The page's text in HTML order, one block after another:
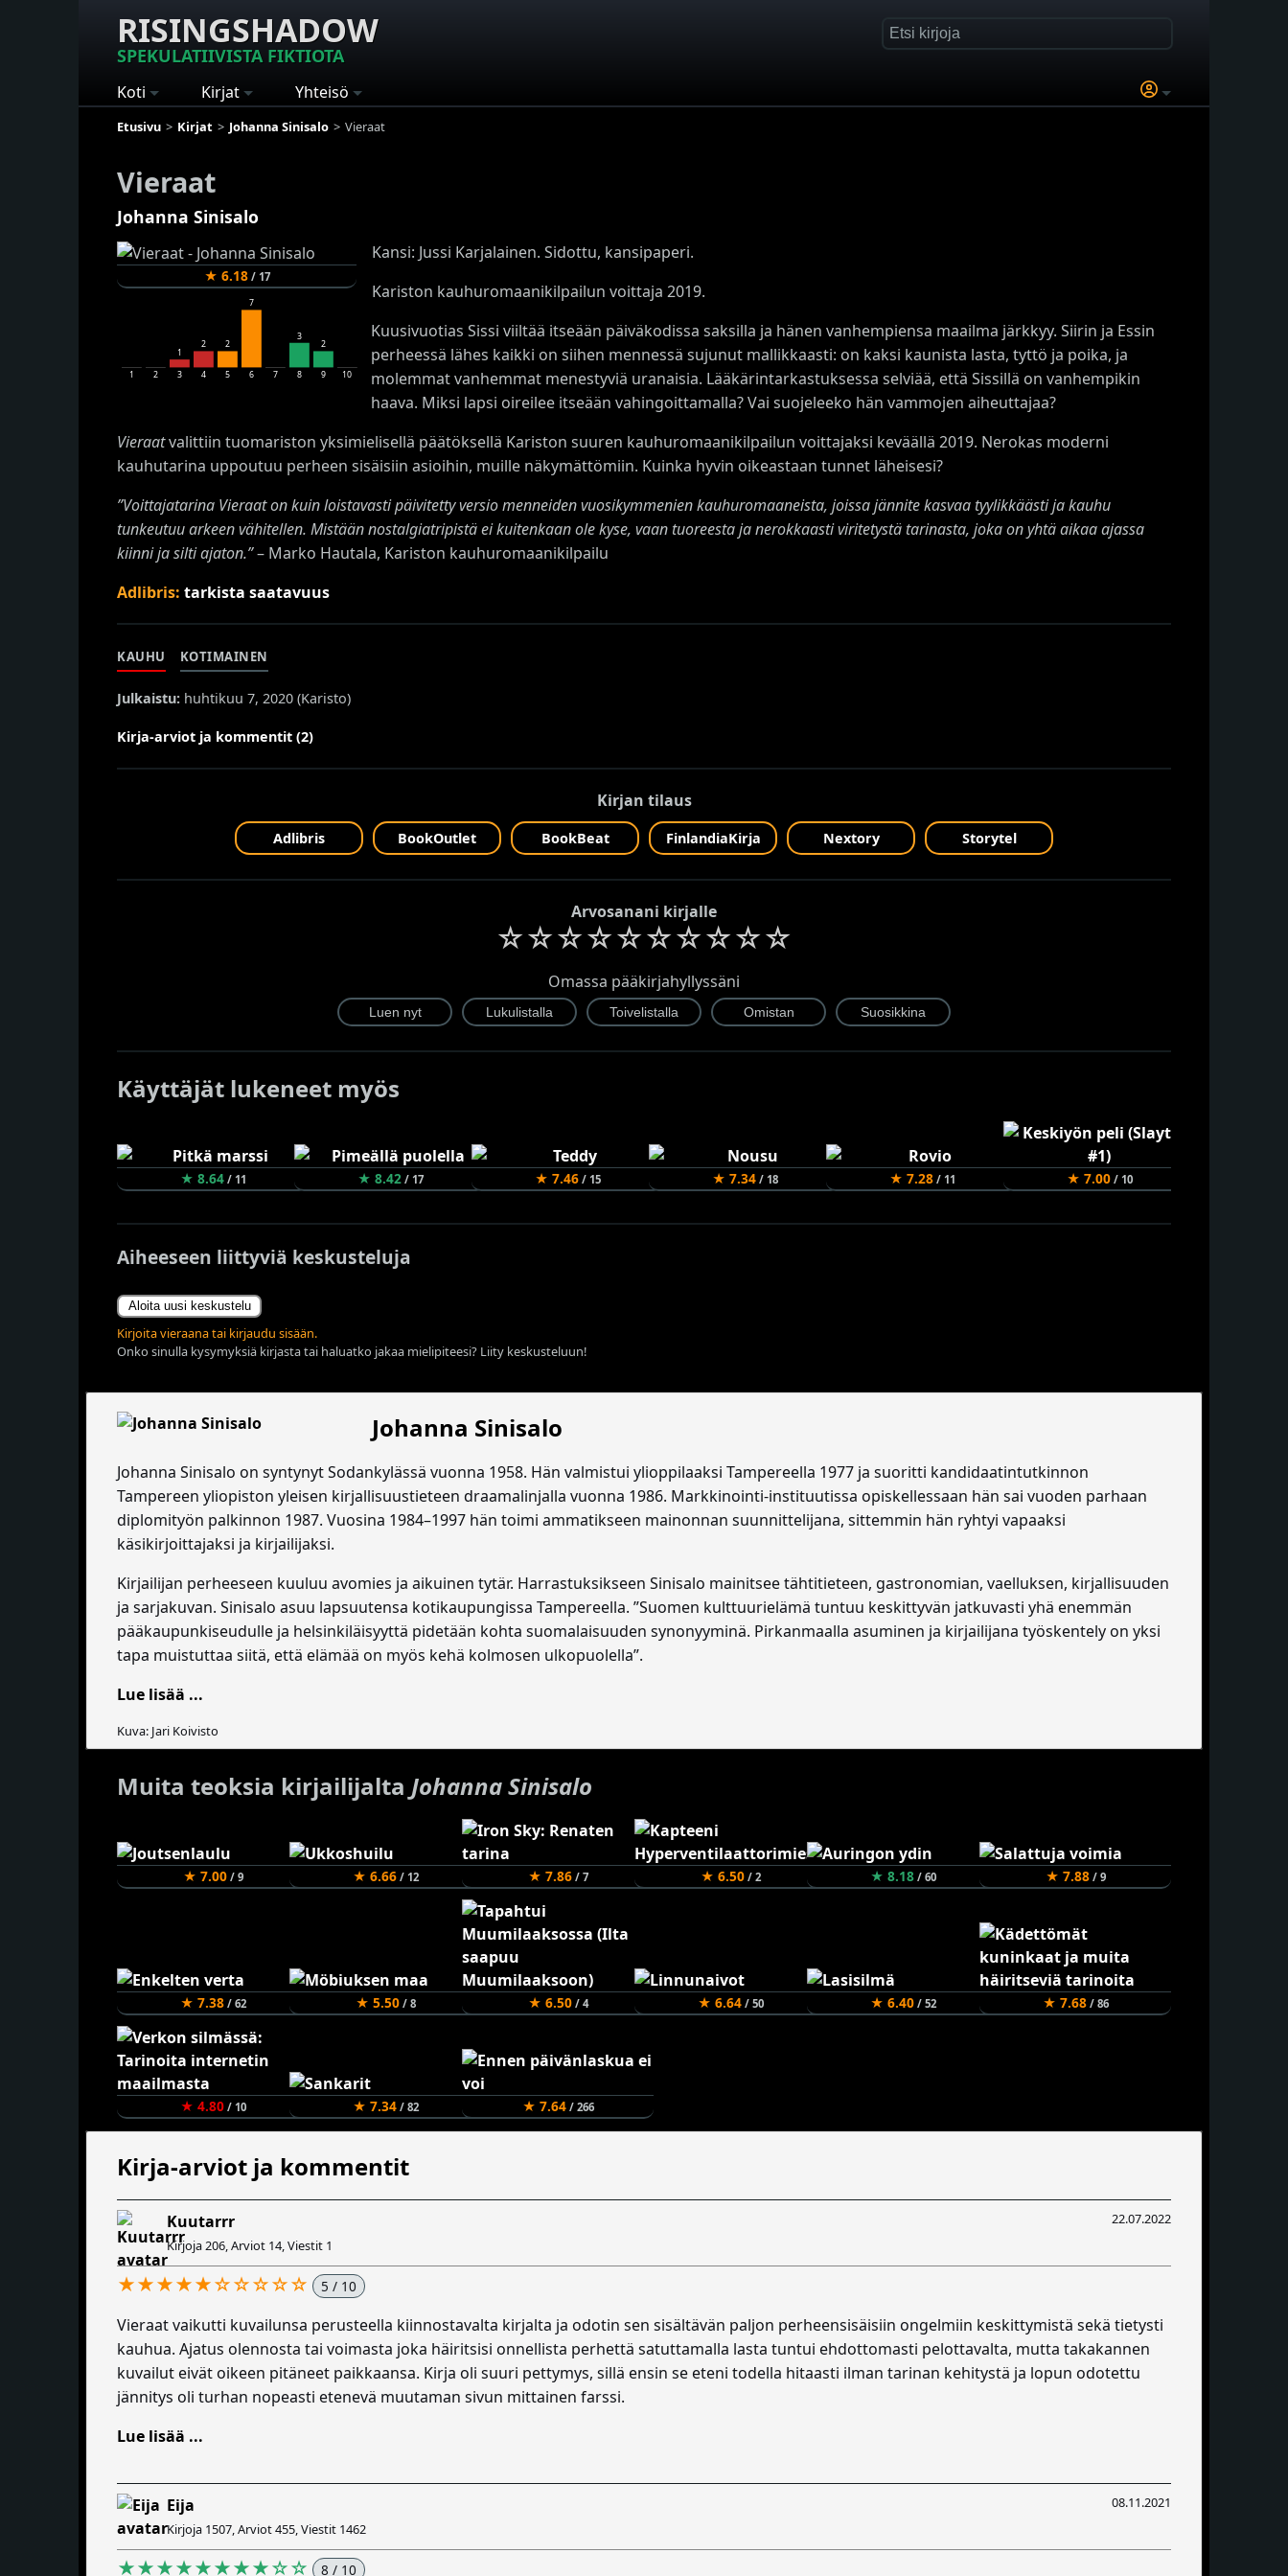
RISINGSHADOW
SPEKULATIIVISTA FIKTIOTA
Koti Kirjat Yhteisö
Etusivu Kirjat Johanna Sinisalo Vieraat
Vieraat
Johanna Sinisalo
★ 6.18/ 17
1 2
1
3
2
4
2
5
7
6 7
3
8
2
9 10
Kansi: Jussi Karjalainen. Sidottu, kansipaperi.
Kariston kauhuromaanikilpailun voittaja 2019.
Kuusivuotias Sissi viiltää itseään päiväkodissa saksilla ja hänen vanhempiensa maailma järkkyy. Siirin ja Essin
perheessä lähes kaikki on siihen mennessä sujunut mallikkaasti: on kaksi kaunista lasta, tyttö ja poika, ja
molemmat vanhemmat menestyviä uranaisia. Lääkärintarkastuksessa selviää, että Sissillä on vanhempikin
haava. Miksi lapsi oireilee itseään vahingoittamalla? Vai suojeleeko hän vammojen aiheuttajaa?
Vieraatvalittiin tuomariston yksimielisellä päätöksellä Kariston suuren kauhuromaanikilpailun voittajaksi keväällä 2019. Nerokas moderni
kauhutarina uppoutuu perheen sisäisiin asioihin, muille näkymättömiin. Kuinka hyvin oikeastaan tunnet läheisesi?
”Voittajatarina Vieraat on kuin loistavasti päivitetty versio menneiden vuosikymmenien kauhuromaaneista, joissa jännite kasvaa tyylikkäästi ja kauhu
tunkeutuu arkeen vähitellen. Mistään nostalgiatripistä ei kuitenkaan ole kyse, vaan tuoreesta ja nerokkaasti viritetystä tarinasta, joka on yhtä aikaa ajassa
kiinni ja silti ajaton.”– Marko Hautala, Kariston kauhuromaanikilpailu
Adlibris: tarkista saatavuus
KAUHU KOTIMAINEN
Julkaistu: huhtikuu 7, 2020 (Karisto)
Kirja-arviot ja kommentit (2)
Kirjan tilaus
Adlibris BookOutlet BookBeat FinlandiaKirja Nextory Storytel
Arvosanani kirjalle
☆☆☆☆☆☆☆☆☆☆
Omassa pääkirjahyllyssäni
Käyttäjät lukeneet myös
★ 8.64/ 11 ★ 8.42/ 17 ★ 7.46/ 15 ★ 7.34/ 18 ★ 7.28/ 11 ★ 7.00/ 10
Aiheeseen liittyviä keskusteluja
Aloita uusi keskustelu
Kirjoita vieraana tai kirjaudu sisään.
Onko sinulla kysymyksiä kirjasta tai haluatko jakaa mielipiteesi? Liity keskusteluun!
Johanna Sinisalo
Johanna Sinisalo on syntynyt Sodankylässä vuonna 1958. Hän valmistui ylioppilaaksi Tampereella 1977 ja suoritti kandidaatintutkinnon
Tampereen yliopiston yleisen kirjallisuustieteen draamalinjalla vuonna 1986. Markkinointi-instituutissa opiskellessaan hän sai vuoden parhaan
diplomityön palkinnon 1987. Vuosina 1984–1997 hän toimi ammatikseen mainonnan suunnittelijana, sittemmin hän ryhtyi vapaaksi
käsikirjoittajaksi ja kirjailijaksi.
Kirjailijan perheeseen kuuluu avomies ja aikuinen tytär. Harrastuksikseen Sinisalo mainitsee tähtitieteen, gastronomian, vaelluksen, kirjallisuuden
ja sarjakuvan. Sinisalo asuu lapsuutensa kotikaupungissa Tampereella. ”Suomen kulttuurielämä tuntuu keskittyvän jatkuvasti yhä enemmän
pääkaupunkiseudulle ja helsinkiläisyyttä pidetään kohta suomalaisuuden synonyyminä. Pirkanmaalla asuminen ja kirjailijana työskentely on yksi
tapa muistuttaa siitä, että elämää on myös kehä kolmosen ulkopuolella”.
Lue lisää ...
Kuva: Jari Koivisto
Muita teoksia kirjailijalta Johanna Sinisalo
★ 7.00/ 9 ★ 6.66/ 12 ★ 7.86/ 7 ★ 6.50/ 2 ★ 8.18/ 60 ★ 7.88/ 9
★ 7.38/ 62 ★ 5.50/ 8 ★ 6.50/ 4 ★ 6.64/ 50 ★ 6.40/ 52 ★ 7.68/ 86
★ 4.80/ 10 ★ 7.34/ 82 ★ 7.64/ 266
Kirja-arviot ja kommentit
22.07.2022
Kuutarrr
Kirjoja 206, Arviot 14, Viestit 1
★★★★★☆☆☆☆☆ 5 / 10
Vieraat vaikutti kuvailunsa perusteella kiinnostavalta kirjalta ja odotin sen sisältävän paljon perheensisäisiin ongelmiin keskittymistä sekä tietysti
kauhua. Ajatus olennosta tai voimasta joka häiritsisi onnellista perhettä satuttamalla lasta tuntui ehdottomasti pelottavalta, mutta takakannen
kuvailut eivät oikeen pitäneet paikkaansa. Kirja oli suuri pettymys, sillä ensin se eteni todella hitaasti ilman tarinan kehitystä ja lopun odotettu
jännitys oli turhan nopeasti etenevä muutaman sivun mittainen farssi.
Lue lisää ...
08.11.2021
Eija
Kirjoja 1507, Arviot 455, Viestit 1462
★★★★★★★★☆☆ 8 / 10